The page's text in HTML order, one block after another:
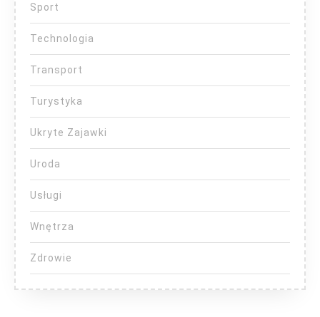
Sport
Technologia
Transport
Turystyka
Ukryte Zajawki
Uroda
Usługi
Wnętrza
Zdrowie